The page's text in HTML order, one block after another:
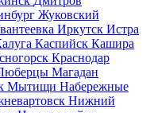
Жуковский
Иркутск Истра
Каспийск Кашира
Краснодар
Магадан
Мытищи Набережные
Нижний